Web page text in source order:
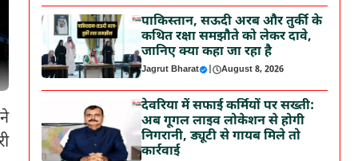
पाकिस्तान, सऊदी अरब और तुर्की के
कथित रक्षा समझौते को लेकर दावे,
जानिए क्या कहा जा रहा है
Jagrut Bharat | August 8, 2026
देवरिया में सफाई कर्मियों पर सख्ती:
अब गूगल लाइव लोकेशन से होगी
निगरानी, ड्यूटी से गायब मिले तो
कार्रवाई